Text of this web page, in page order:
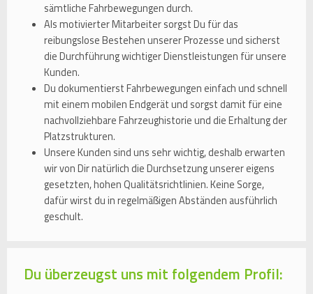
sämtliche Fahrbewegungen durch.
Als motivierter Mitarbeiter sorgst Du für das
reibungslose Bestehen unserer Prozesse und sicherst
die Durchführung wichtiger Dienstleistungen für unsere
Kunden.
Du dokumentierst Fahrbewegungen einfach und schnell
mit einem mobilen Endgerät und sorgst damit für eine
nachvollziehbare Fahrzeughistorie und die Erhaltung der
Platzstrukturen.
Unsere Kunden sind uns sehr wichtig, deshalb erwarten
wir von Dir natürlich die Durchsetzung unserer eigens
gesetzten, hohen Qualitätsrichtlinien. Keine Sorge,
dafür wirst du in regelmäßigen Abständen ausführlich
geschult.
Du überzeugst uns mit folgendem Profil: